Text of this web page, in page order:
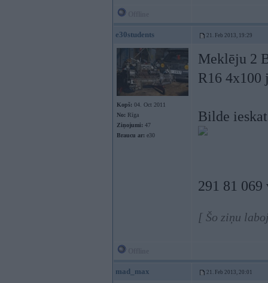
e30students 21. Feb 2013, 19:29
Kopš: 04. Oct 2011
No: Rīga
Ziņojumi: 47
Braucu ar: e30
Meklēju 2
R16 4x100
Bilde
291 81 069
[ Šo ziņu
mad_max 21. Feb 2013, 20:01